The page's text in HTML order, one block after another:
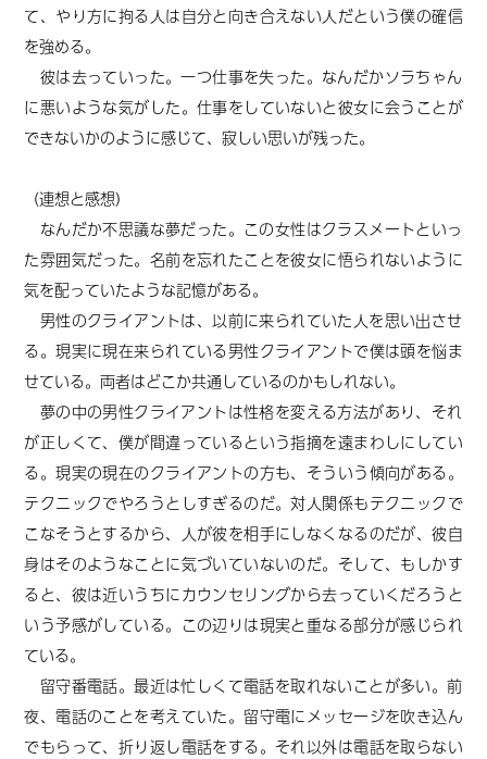
て、やり方に拘る人は自分と向き合えない人だという僕の確信
を強める。
彼は去っていった。一つ仕事を失った。なんだかソラちゃん
に悪いような気がした。仕事をしていないと彼女に会うことが
できないかのように感じて、寂しい思いが残った。
（連想と感想）
なんだか不思議な夢だった。この女性はクラスメートといっ
た雰囲気だった。名前を忘れたことを彼女に悟られないように
気を配っていたような記憶がある。
男性のクライアントは、以前に来られていた人を思い出させ
る。現実に現在来られている男性クライアントで僕は頭を悩ま
せている。両者はどこか共通しているのかもしれない。
夢の中の男性クライアントは性格を変える方法があり、それ
が正しくて、僕が間違っているという指摘を遠まわしにしてい
る。現実の現在のクライアントの方も、そういう傾向がある。
テクニックでやろうとしすぎるのだ。対人関係もテクニックで
こなそうとするから、人が彼を相手にしなくなるのだが、彼自
身はそのようなことに気づいていないのだ。そして、もしかす
ると、彼は近いうちにカウンセリングから去っていくだろうと
いう予感がしている。この辺りは現実と重なる部分が感じられ
ている。
留守番電話。最近は忙しくて電話を取れないことが多い。前
夜、電話のことを考えていた。留守電にメッセージを吹き込ん
でもらって、折り返し電話をする。それ以外は電話を取らない